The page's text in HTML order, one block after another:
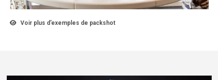
Voir plus d’exemples de packshot